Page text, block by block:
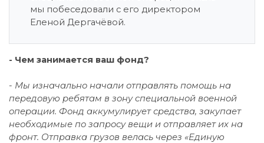
мы побеседовали с его директором
Еленой Дергачёвой.
- Чем занимается ваш фонд?
- Мы изначально начали отправлять помощь на
передовую ребятам в зону специальной военной
операции. Фонд аккумулирует средства, закупает
необходимые по запросу вещи и отправляет их на
фронт. Отправка грузов велась через «Единую